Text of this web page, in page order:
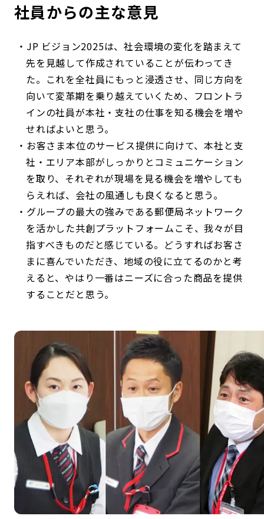
社員からの主な意見
JP ビジョン2025は、社会環境の変化を踏まえて
先を見越して作成されていることが伝わってき
た。これを全社員にもっと浸透させ、同じ方向を
向いて変革期を乗り越えていくため、フロントラ
インの社員が本社・支社の仕事を知る機会を増や
せればよいと思う。
お客さま本位のサービス提供に向けて、本社と支
社・エリア本部がしっかりとコミュニケーション
を取り、それぞれが現場を見る機会を増やしても
らえれば、会社の風通しも良くなると思う。
グループの最大の強みである郵便局ネットワーク
を活かした共創プラットフォームこそ、我々が目
指すべきものだと感じている。どうすればお客さ
まに喜んでいただき、地域の役に立てるのかと考
えると、やはり一番はニーズに合った商品を提供
することだと思う。